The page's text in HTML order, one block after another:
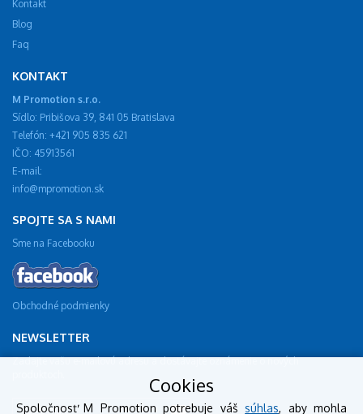
Kontakt
Blog
Faq
KONTAKT
M Promotion s.r.o.
Sídlo: Pribišova 39, 841 05 Bratislava
Telefón: +421 905 835 621
IČO: 45913561
E-mail:
info@mpromotion.sk
SPOJTE SA S NAMI
Sme na Facebooku
Obchodné podmienky
NEWSLETTER
Zadajte vašu e-mailovú adresu a dostávajte oznámenie o nových
Cookies
Spoločnosť M Promotion potrebuje vášsúhlas, aby mohla